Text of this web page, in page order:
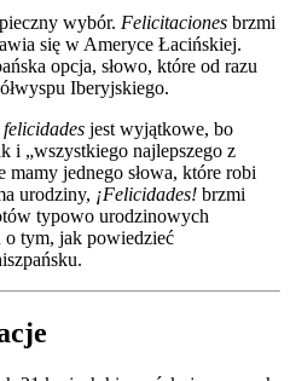
wybór. Felicitaciones brzmi
się w Ameryce Łacińskiej.
opcja, słowo, które od razu
Iberyjskiego.
felicidades jest wyjątkowe, bo
i „wszystkiego najlepszego z
jednego słowa, które robi
urodziny, ¡Felicidades! brzmi
typowo urodzinowych
o tym, jak powiedzieć